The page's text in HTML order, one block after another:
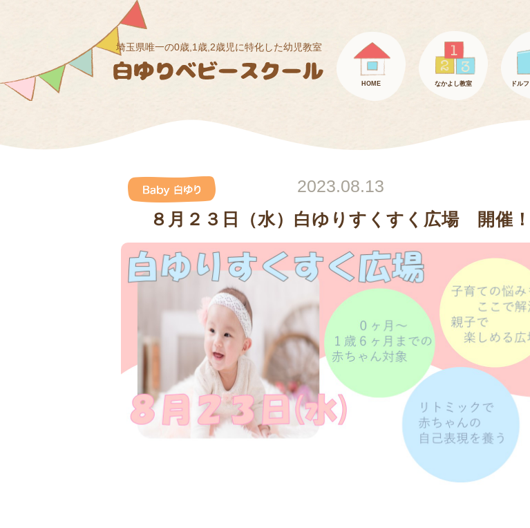
埼玉県唯一の0歳,1歳,2歳児に特化した幼児教室
HOME なかよし教室 ドル
2023.08.13
８月２３日（水）白ゆりすくすく広場 開催！